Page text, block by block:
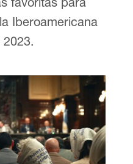
Iberoamericana